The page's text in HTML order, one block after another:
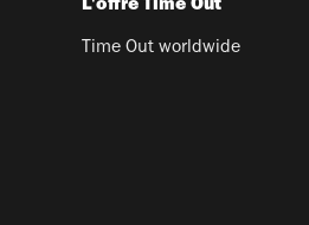
L'offre Time Out
Time Out worldwide